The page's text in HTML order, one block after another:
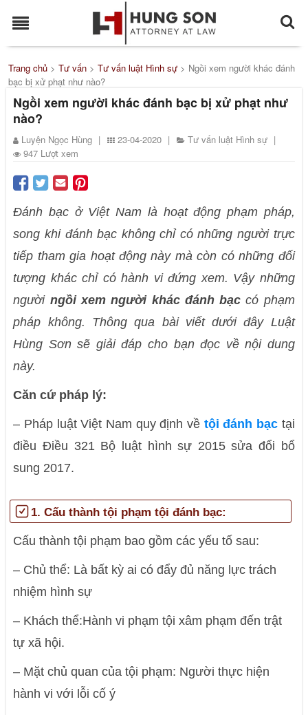
Trang chủ >Tư vấn >Tư vấn luật Hình sự > Ngồi xem người khác đánh
bạc bị xử phạt như nào?
Ngồi xem người khác đánh bạc bị xử phạt như
nào?
Luyện Ngọc Hùng | 23-04-2020 | Tư vấn luật Hình sự |
947 Lượt xem
Đánh bạc ở Việt Nam là hoạt động phạm pháp,
song khi đánh bạc không chỉ có những người trực
tiếp tham gia hoạt động này mà còn có những đối
tượng khác chỉ có hành vi đứng xem. Vậy những
người ngồi xem người khác đánh bạc có phạm
pháp không. Thông qua bài viết dưới đây Luật
Hùng Sơn sẽ giải đáp cho bạn đọc về nội dung
này.
Căn cứ pháp lý:
– Pháp luật Việt Nam quy định về tội đánh bạctại
điều Điều 321 Bộ luật hình sự 2015 sửa đổi bổ
sung 2017.
1. Cấu thành tội phạm tội đánh bạc:
Cấu thành tội phạm bao gồm các yếu tố sau:
– Chủ thể: Là bất kỳ ai có đẩy đủ năng lực trách
nhiệm hình sự
– Khách thể:Hành vi phạm tội xâm phạm đến trật
tự xã hội.
– Mặt chủ quan của tội phạm: Người thực hiện
hành vi với lỗi cố ý